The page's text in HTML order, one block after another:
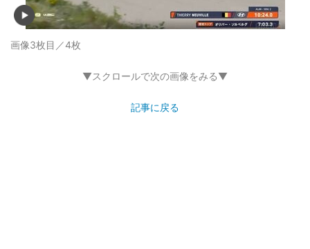
画像3枚目／4枚
▼スクロールで次の画像をみる▼
記事に戻る